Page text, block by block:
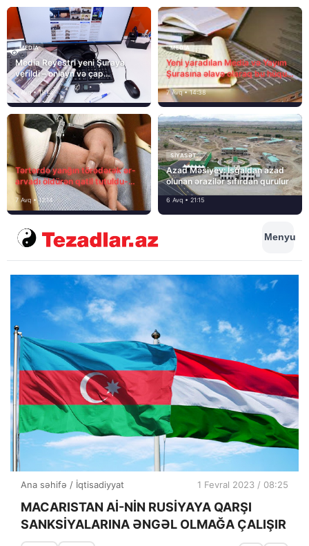
MEDİA
Media Reyestri yeni Şuraya
verildi – onlayn və çap
mediasını nə gözləyir?
7 Avq • 15:14
MEDİA
Yeni yaradılan Media və Yayım
Şurasına əlavə olaraq bu hüquq
və vəzifələr də verilib
7 Avq • 14:38
Tərtərdə yanğın törədərək ər-
arvadı öldürən qatil tutuldu-
SON DƏQİQƏ
7 Avq • 12:14
SIYASƏT
Azad Məsiyev: İşğaldan azad
olunan ərazilər sıfırdan qurulur
6 Avq • 21:15
Menyu
Ana səhifə / İqtisadiyyat 1 Fevral 2023 / 08:25
MACARISTAN Aİ-NİN RUSİYAYA QARŞI
SANKSİYALARINA ƏNGƏL OLMAĞA ÇALIŞIR